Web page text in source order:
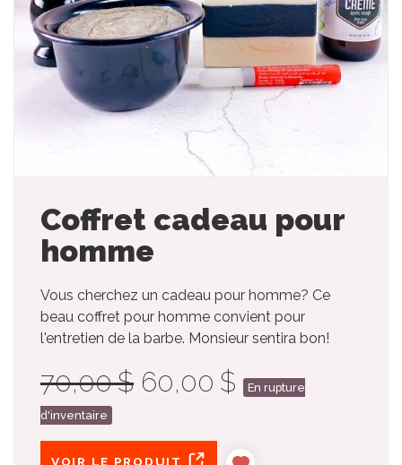
Coffret cadeau pour
homme
Vous cherchez un cadeau pour homme? Ce
beau coffret pour homme convient pour
l'entretien de la barbe. Monsieur sentira bon!
70,00 $ 60,00 $ En rupture
d'inventaire
VOIR LE PRODUIT